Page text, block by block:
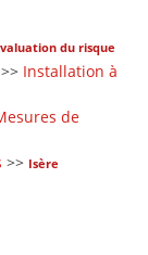
du risque
>> Installation à
de
>> Isère